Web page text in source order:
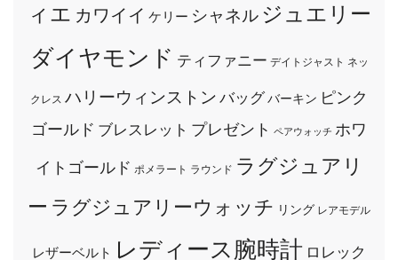
ィエ カワイイ ケリー シャネル ジュエリー
ダイヤモンド ティファニー デイトジャスト ネッ
クレス ハリーウィンストン バッグ バーキン ピンク
ゴールド ブレスレット プレゼント ペアウォッチ ホワ
イトゴールド ポメラート ラウンド ラグジュアリ
ー ラグジュアリーウォッチ リング レアモデル
レザーベルト レディース腕時計 ロレック